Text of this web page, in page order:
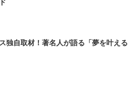
独自取材！著名人が語る「夢を叶える